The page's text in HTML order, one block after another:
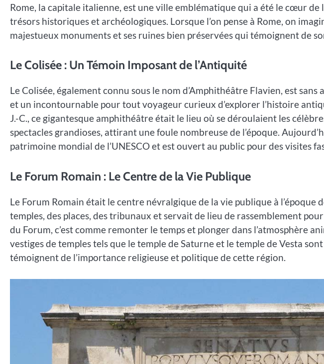
Rome, la capitale italienne, est une ville emblématique qui a été le cœur de
trésors historiques et archéologiques. Lorsque l’on pense à Rome, on
majestueux monuments et ses ruines bien préservées qui témoignent de
Le Colisée : Un Témoin Imposant de l’Antiquité
Le Colisée, également connu sous le nom d’Amphithéâtre Flavien, est sans
et un incontournable pour tout voyageur curieux d’explorer l’histoire
J.-C., ce gigantesque amphithéâtre était le lieu où se déroulaient les
spectacles grandioses, attirant une foule nombreuse de l’époque.
patrimoine mondial de l’UNESCO et est ouvert au public pour des visites
Le Forum Romain : Le Centre de la Vie Publique
Le Forum Romain était le centre névralgique de la vie publique à l’époque
temples, des places, des tribunaux et servait de lieu de rassemblement
du Forum, c’est comme remonter le temps et plonger dans l’atmosphère
vestiges de temples tels que le temple de Saturne et le temple de Vesta
témoignent de l’importance religieuse et politique de cette région.